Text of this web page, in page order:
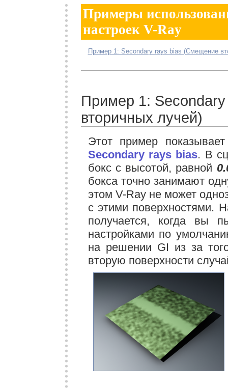
Примеры
настроек V-Ray
Пример 1: Secondary rays bias (Смещение
Пример 1:
вторичных лучей)
Этот пример
Secondary rays bias. В
бокс с высотой, равной
бокса точно занимают
этом V-Ray не может
с этими поверхностями.
получается, когда вы
настройками по
на решении GI из за
вторую поверхности